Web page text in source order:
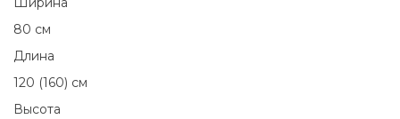
80 см
Длина
120 (160) см
Высота